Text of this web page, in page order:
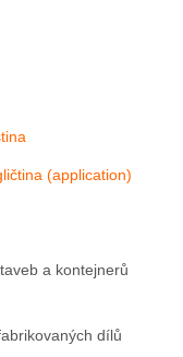
(application)
a kontejnerů
dílů